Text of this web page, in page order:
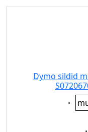
Dymo sildid